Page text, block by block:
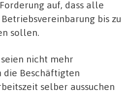
auf, dass alle
bis zu
sollen.
nicht mehr
die Beschäftigten
selber aussuchen